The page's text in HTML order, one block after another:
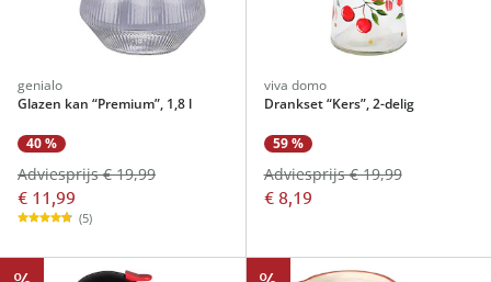
genialo
Glazen kan “Premium”, 1,8 l
40 %
€ 11,99
Adviesprijs € 19,99
(5)
viva domo
Drankset “Kers”, 2-delig
59 %
€ 8,19
Adviesprijs € 19,99